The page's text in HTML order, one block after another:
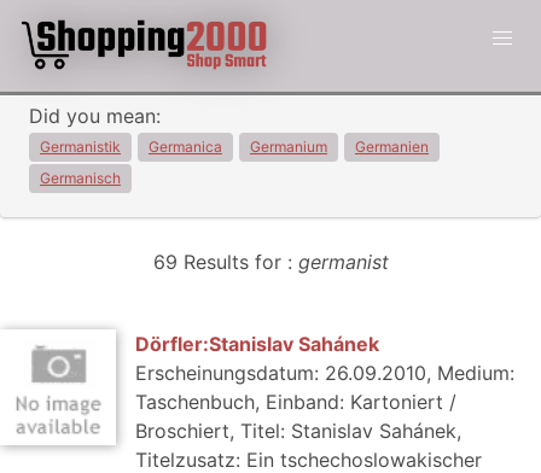
Did you mean:
Germanistik Germanica Germanium
Germanien
Germanisch
69 Results for : germanist
Dörfler:Stanislav Sahánek
Erscheinungsdatum: 26.09.2010, Medium:
Taschenbuch, Einband: Kartoniert /
Broschiert, Titel: Stanislav Sahánek,
Titelzusatz: Ein tschechoslowakischer